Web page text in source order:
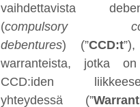
vaihdettavista
(compulsory
debentures) (”CCD:t
warranteista, jotka
CCD:iden
yhteydessä (”